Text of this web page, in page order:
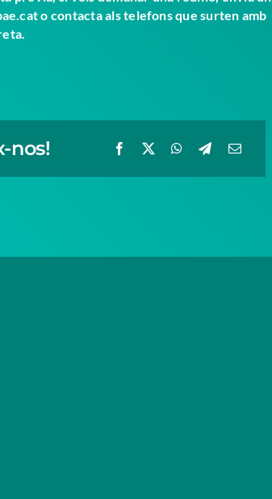
o contacta als telefons que surten amb
nos!